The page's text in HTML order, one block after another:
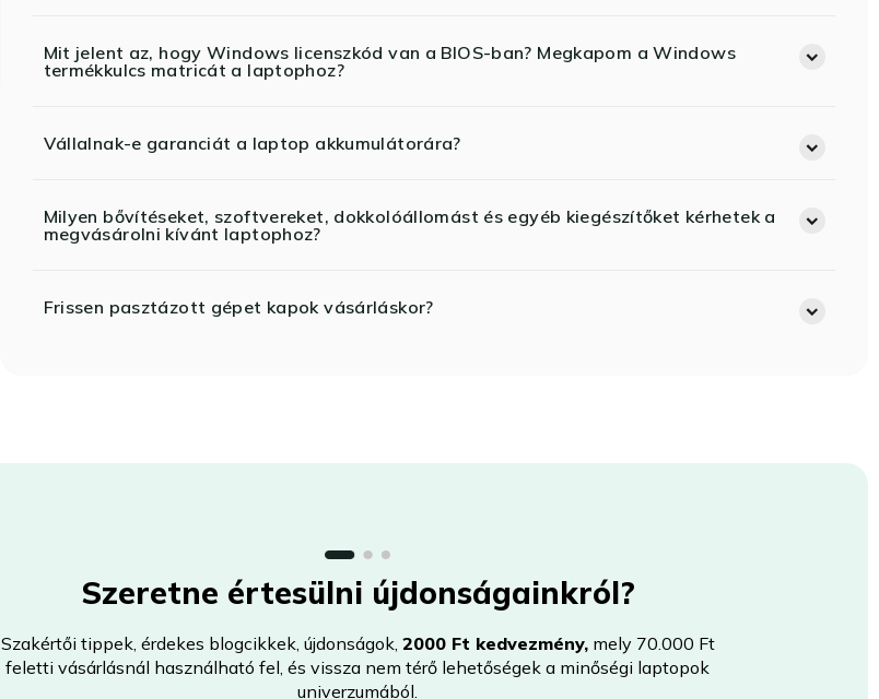
Mit jelent az, hogy Windows licenszkód van a BIOS-ban? Megkapom a Windows
termékkulcs matricát a laptophoz?
Vállalnak-e garanciát a laptop akkumulátorára?
Milyen bővítéseket, szoftvereket, dokkolóállomást és egyéb kiegészítőket kérhetek a
megvásárolni kívánt laptophoz?
Frissen pasztázott gépet kapok vásárláskor?
Szeretne értesülni újdonságainkról?
Szakértői tippek, érdekes blogcikkek, újdonságok, 2000 Ft kedvezmény,mely 70.000 Ft
feletti vásárlásnál használható fel, és vissza nem térő lehetőségek a minőségi laptopok
univerzumából.